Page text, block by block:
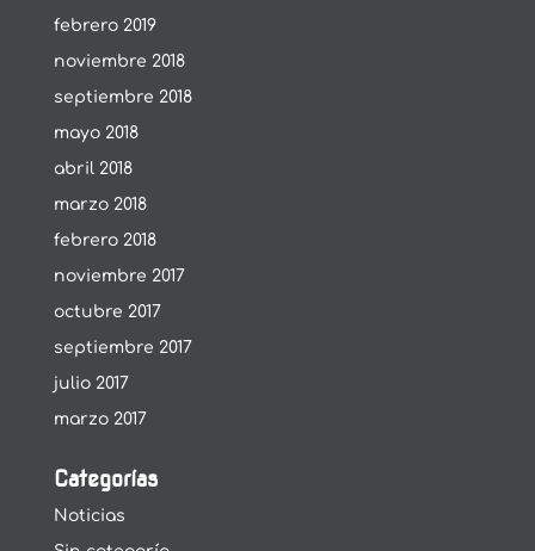
febrero 2019
noviembre 2018
septiembre 2018
mayo 2018
abril 2018
marzo 2018
febrero 2018
noviembre 2017
octubre 2017
septiembre 2017
julio 2017
marzo 2017
Categorías
Noticias